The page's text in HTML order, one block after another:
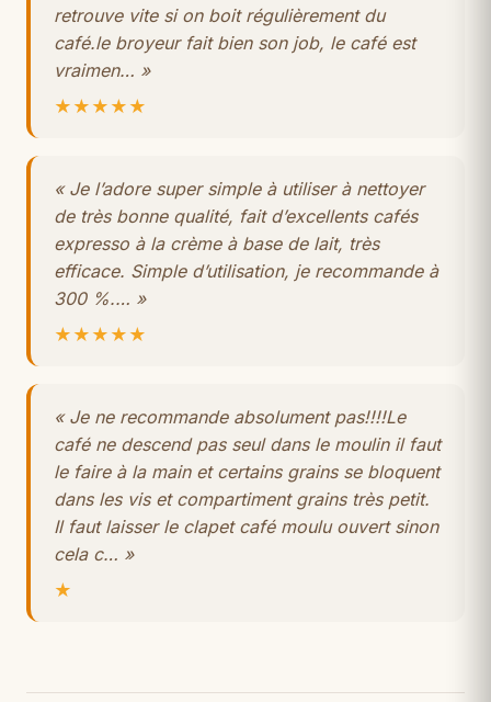
retrouve vite si on boit régulièrement du
café.le broyeur fait bien son job, le café est
vraimen… »
★★★★★
« Je l’adore super simple à utiliser à nettoyer
de très bonne qualité, fait d’excellents cafés
expresso à la crème à base de lait, très
efficace. Simple d’utilisation, je recommande à
300 %.… »
★★★★★
« Je ne recommande absolument pas!!!!Le
café ne descend pas seul dans le moulin il faut
le faire à la main et certains grains se bloquent
dans les vis et compartiment grains très petit.
Il faut laisser le clapet café moulu ouvert sinon
cela c… »
★